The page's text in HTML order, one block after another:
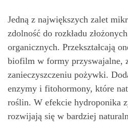
Jedną z największych zalet
zdolność do rozkładu
organicznych. Przekształcają
biofilm w formy przyswajalne,
zanieczyszczeniu pożywki.
enzymy i fitohormony, które
roślin. W efekcie hydroponika
rozwijają się w bardziej